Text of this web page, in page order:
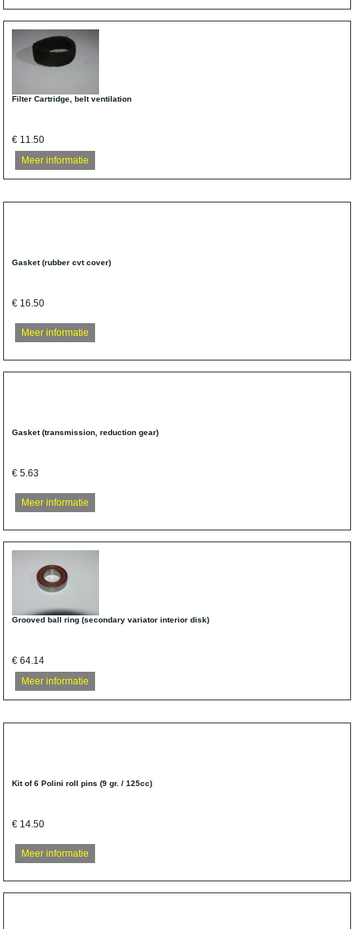
Filter Cartridge, belt ventilation
€ 11.50
Meer informatie
Gasket (rubber cvt cover)
€ 16.50
Meer informatie
Gasket (transmission, reduction gear)
€ 5.63
Meer informatie
Grooved ball ring (secondary variator interior disk)
€ 64.14
Meer informatie
Kit of 6 Polini roll pins (9 gr. / 125cc)
€ 14.50
Meer informatie